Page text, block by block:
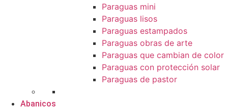
Paraguas mini
Paraguas lisos
Paraguas estampados
Paraguas obras de arte
Paraguas que cambian de color
Paraguas con protección solar
Paraguas de pastor
Abanicos